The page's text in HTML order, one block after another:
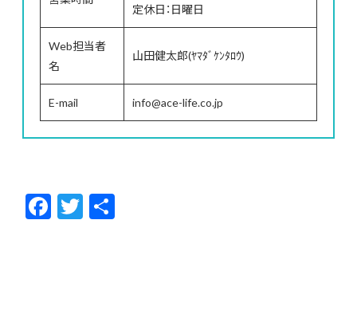
定休日：日曜日
Web担当者
名
山田健太郎(ﾔﾏﾀﾞｹﾝﾀﾛｳ)
E-mail info@ace-life.co.jp
F
ac
T
w